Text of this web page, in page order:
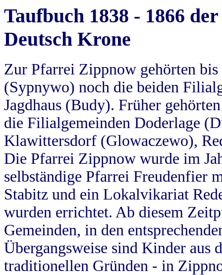
Taufbuch 1838 - 1866
Deutsch Krone
Zur Pfarrei Zippnow gehörten
(Sypnywo) noch die beiden
Jagdhaus (Budy). Früher
die Filialgemeinden Doderlage
Klawittersdorf (Glowaczewo),
Die Pfarrei Zippnow wurde im
selbständige Pfarrei Freudenfier
Stabitz und ein Lokalvikariat
wurden errichtet. Ab diesem
Gemeinden, in den
Übergangsweise sind Kinder aus
traditionellen Gründen - in